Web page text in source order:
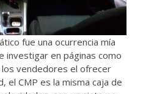
fue una ocurrencia mía
investigar en páginas como
vendedores el ofrecer
el CMP es la misma caja de